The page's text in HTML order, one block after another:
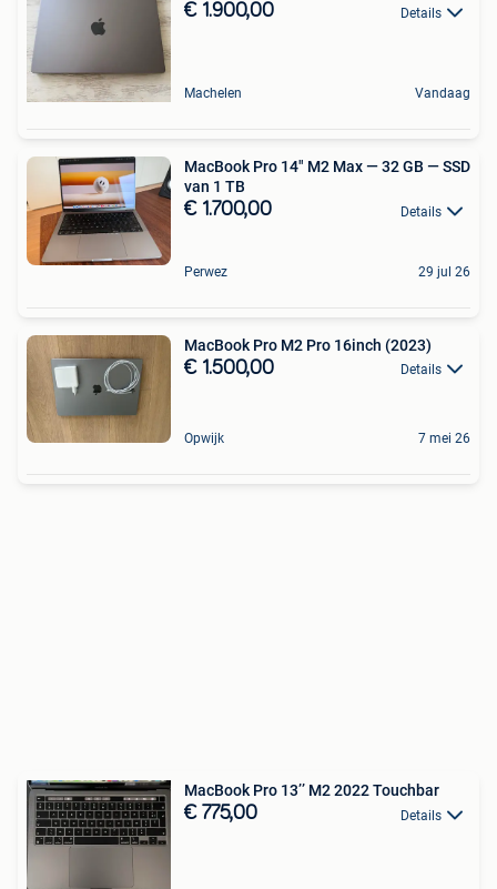
€ 1.900,00 Details
Machelen Vandaag
MacBook Pro 14" M2 Max — 32 GB — SSD
van 1 TB
€ 1.700,00 Details
Perwez 29 jul 26
MacBook Pro M2 Pro 16inch (2023)
€ 1.500,00 Details
Opwijk 7 mei 26
MacBook Pro 13’’ M2 2022 Touchbar
€ 775,00 Details